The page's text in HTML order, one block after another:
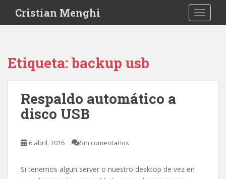
i
Cristian Menghi
Etiqueta: backup usb
Respaldo automático a
disco USB
6 abril, 2016 Sin comentarios
Si tenemos algun server o nuestro desktop de vez en